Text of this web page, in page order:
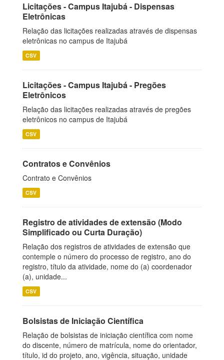
Licitações - Campus Itajubá - Dispensas
Eletrônicas
Relação das licitações realizadas através de dispensas
eletrônicas no campus de Itajubá
CSV
Licitações - Campus Itajubá - Pregões
Eletrônicos
Relação das licitações realizadas através de pregões
eletrônicos no campus de Itajubá
CSV
Contratos e Convênios
Contrato e Convênios
CSV
Registro de atividades de extensão (Modo
Simplificado ou Curta Duração)
Relação dos registros de atividades de extensão que
contemple o número do processo de registro, ano do
registro, título da atividade, nome do (a) coordenador
(a), unidade...
CSV
Bolsistas de Iniciação Científica
Relação de bolsistas de iniciação científica com nome
do discente, número de matrícula, nome do orientador,
título, id do projeto, ano, vigência, situação, unidade